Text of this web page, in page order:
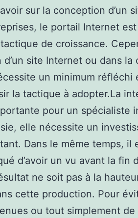
sur la conception d’un
le portail Internet
de croissance.
site Internet ou dans la
un minimum réfléchi
la tactique à adopter.La
pour un spécialiste
elle nécessite un
Dans le même temps, il
d’avoir un vu avant la fin
ne soit pas à la
cette production. Pour
ou tout simplement de